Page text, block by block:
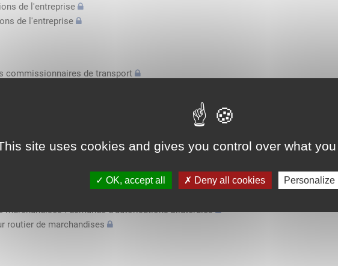
site uses cookies and gives you control over what
OK, accept all Deny all cookies Personalize
de l'entreprise
de l'entreprise
commissionnaires de transport
transports routiers
bilatérale, attestation conducteurs...
dans l'espace économique européen avec des véhicules n'excédant
dans l'espace économique européen avec des véhicules n'excédant
: demande d’autorisations bilatérales
routier de marchandises